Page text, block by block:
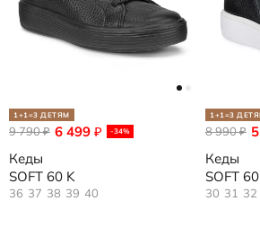
1+1=3 ДЕТЯМ
6 499 ₽ -34%
9 790₽
Кеды
SOFT 60 K
36 37 38 39 40
1+1=3
8 990₽
Кеды
SOFT
30 31 32